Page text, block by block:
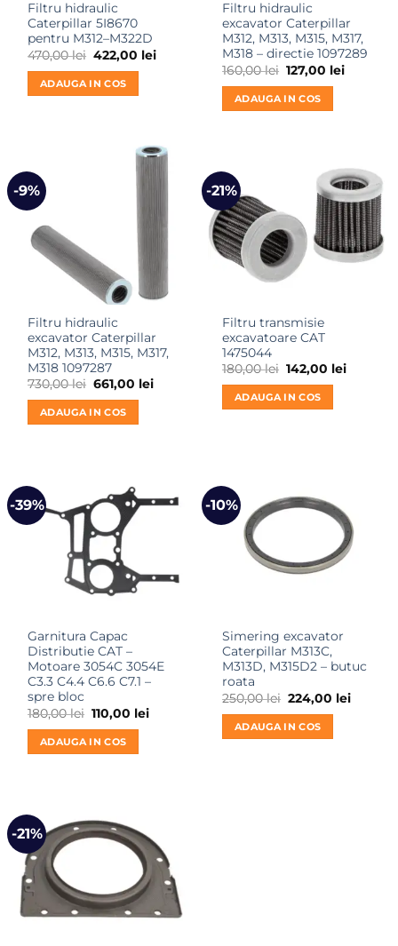
Filtru hidraulic
Caterpillar 5I8670
pentru M312–M322D
470,00lei Prețul
inițial
a
fost:
470,00 lei.
422,00 leiPrețul
ADAUGA IN COS
Filtru hidraulic
excavator Caterpillar
M312, M313, M315, M317,
M318 – directie 1097289
160,00lei Prețul
inițial
a
fost:
160,00 lei.
127,00 leiPrețul
ADAUGA IN COS
-9%
Filtru hidraulic
excavator Caterpillar
M312, M313, M315, M317,
M318 1097287
730,00lei Prețul
inițial
a
fost:
730,00 lei.
661,00 leiPrețul
ADAUGA IN COS
-21%
Filtru transmisie
excavatoare CAT
1475044
180,00lei Prețul
inițial
a
fost:
180,00 lei.
142,00 leiPrețul
ADAUGA IN COS
-39%
Garnitura Capac
Distributie CAT –
Motoare 3054C 3054E
C3.3 C4.4 C6.6 C7.1 –
spre bloc
180,00lei Prețul
inițial
a
fost:
180,00 lei.
110,00 leiPrețul
ADAUGA IN COS
-10%
Simering excavator
Caterpillar M313C,
M313D, M315D2 – butuc
roata
250,00lei Prețul
inițial
a
fost:
250,00 lei.
224,00 leiPrețul
ADAUGA IN COS
-21%